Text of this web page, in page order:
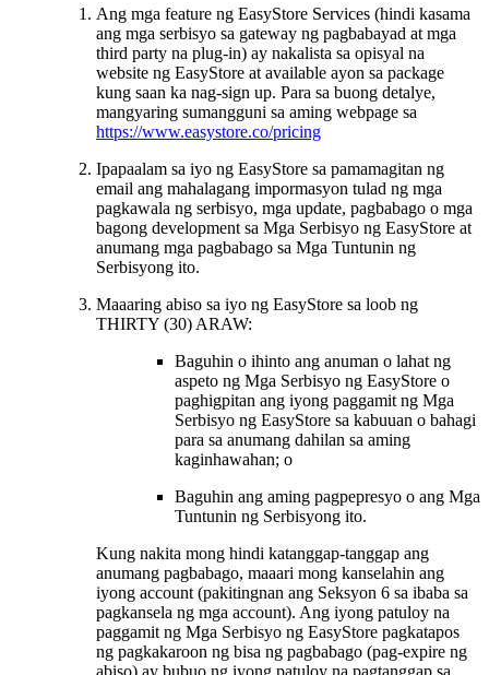
Ang mga feature ng EasyStore Services (hindi kasama
ang mga serbisyo sa gateway ng pagbabayad at mga
third party na plug-in) ay nakalista sa opisyal na
website ng EasyStore at available ayon sa package
kung saan ka nag-sign up. Para sa buong detalye,
mangyaring sumangguni sa aming webpage sa
https://www.easystore.co/pricing
Ipapaalam sa iyo ng EasyStore sa pamamagitan ng
email ang mahalagang impormasyon tulad ng mga
pagkawala ng serbisyo, mga update, pagbabago o mga
bagong development sa Mga Serbisyo ng EasyStore at
anumang mga pagbabago sa Mga Tuntunin ng
Serbisyong ito.
Maaaring abiso sa iyo ng EasyStore sa loob ng
THIRTY (30) ARAW:
Baguhin o ihinto ang anuman o lahat ng
aspeto ng Mga Serbisyo ng EasyStore o
paghigpitan ang iyong paggamit ng Mga
Serbisyo ng EasyStore sa kabuuan o bahagi
para sa anumang dahilan sa aming
kaginhawahan; o
Baguhin ang aming pagpepresyo o ang Mga
Tuntunin ng Serbisyong ito.
Kung nakita mong hindi katanggap-tanggap ang
anumang pagbabago, maaari mong kanselahin ang
iyong account (pakitingnan ang Seksyon 6 sa ibaba sa
pagkansela ng mga account). Ang iyong patuloy na
paggamit ng Mga Serbisyo ng EasyStore pagkatapos
ng pagkakaroon ng bisa ng pagbabago (pag-expire ng
abiso) ay bubuo ng iyong patuloy na pagtanggap sa